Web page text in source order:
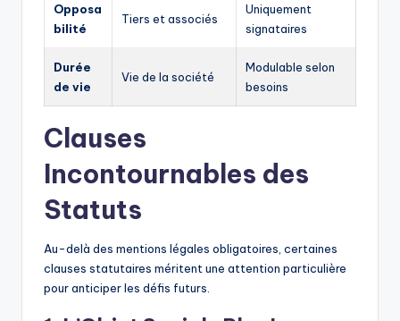
Opposa
bilité
Tiers et associés
Uniquement
signataires
Durée
de vie
Vie de la société
Modulable selon
besoins
Clauses
Incontournables des
Statuts
Au-delà des mentions légales obligatoires, certaines
clauses statutaires méritent une attention particulière
pour anticiper les défis futurs.